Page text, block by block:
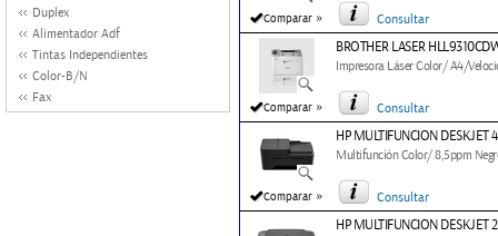
Duplex
Alimentador Adf
Tintas Independientes
Color-B/N
Fax
Comparar » Consultar
Comparar »
BROTHER LASER
Impresora Láser Color/ A4/
Consultar
Comparar »
HP MULTIFUNCION DESKJET
Multifunción Color/ 8,5ppm
Consultar
HP MULTIFUNCION DESKJET